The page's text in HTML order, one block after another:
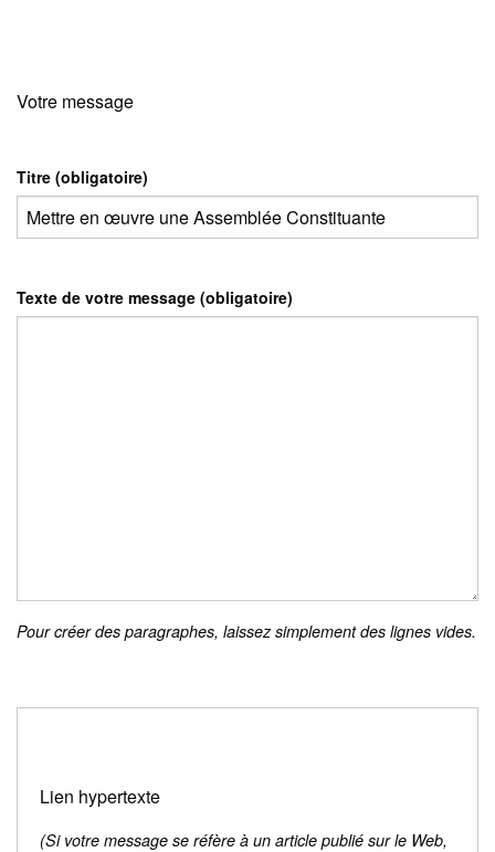
Votre message
Titre (obligatoire)
Texte de votre message (obligatoire)
Pour créer des paragraphes, laissez simplement des lignes vides.
Lien hypertexte
(Si votre message se réfère à un article publié sur le Web,